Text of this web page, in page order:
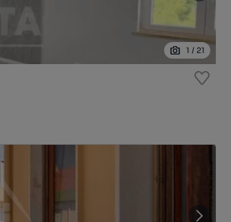
1 / 21